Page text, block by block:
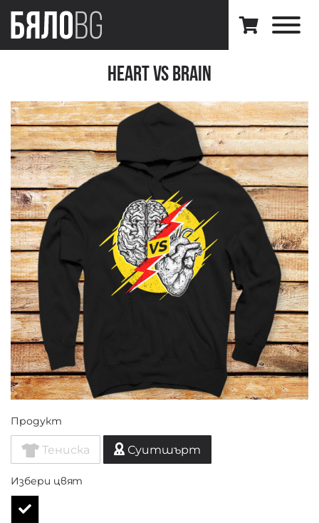
Heart VS Brain
Продукт
Тениска Суитшърт
Избери цвят